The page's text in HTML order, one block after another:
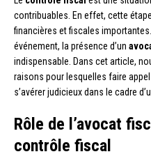
contribuables. En effet, cette
financières et fiscales
événement, la présence d’un
indispensable. Dans cet article,
raisons pour lesquelles faire
s’avérer judicieux dans le cadre
Rôle de l’avocat
contrôle fiscal